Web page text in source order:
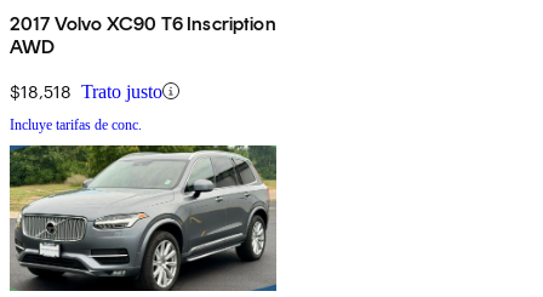
2017 Volvo XC90 T6 Inscription
AWD
$18,518 Trato justo
Incluye tarifas de conc.